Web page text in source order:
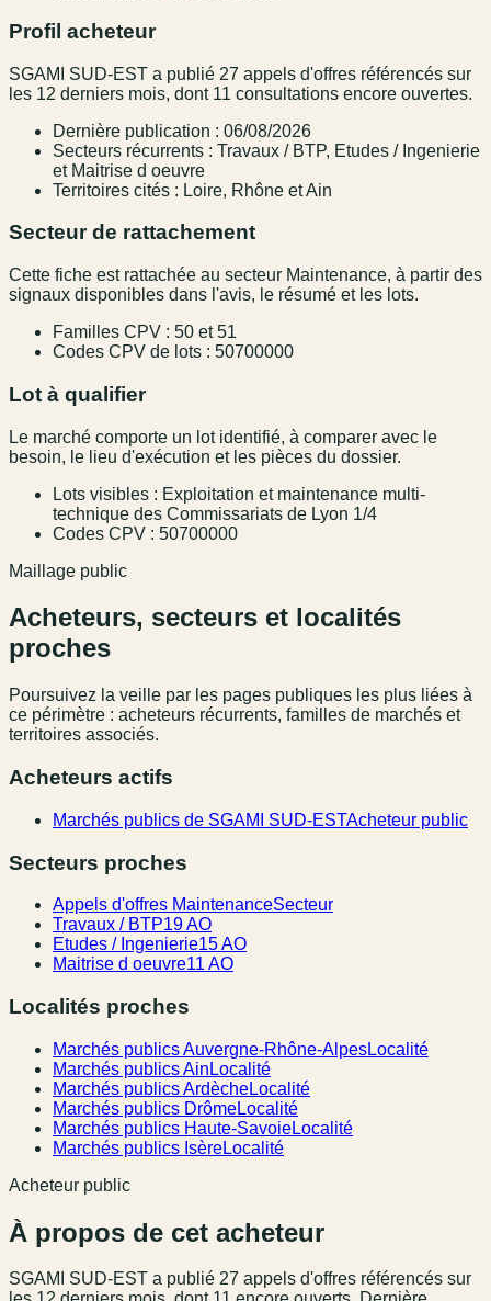
Profil acheteur
SGAMI SUD-EST a publié 27 appels d'offres référencés sur
les 12 derniers mois, dont 11 consultations encore ouvertes.
Dernière publication : 06/08/2026
Secteurs récurrents : Travaux / BTP, Etudes / Ingenierie
et Maitrise d oeuvre
Territoires cités : Loire, Rhône et Ain
Secteur de rattachement
Cette fiche est rattachée au secteur Maintenance, à partir des
signaux disponibles dans l'avis, le résumé et les lots.
Familles CPV : 50 et 51
Codes CPV de lots : 50700000
Lot à qualifier
Le marché comporte un lot identifié, à comparer avec le
besoin, le lieu d'exécution et les pièces du dossier.
Lots visibles : Exploitation et maintenance multi-
technique des Commissariats de Lyon 1/4
Codes CPV : 50700000
Maillage public
Acheteurs, secteurs et localités
proches
Poursuivez la veille par les pages publiques les plus liées à
ce périmètre : acheteurs récurrents, familles de marchés et
territoires associés.
Acheteurs actifs
Marchés publics de SGAMI SUD-ESTAcheteur public
Secteurs proches
Appels d'offres MaintenanceSecteur
Travaux / BTP19 AO
Etudes / Ingenierie15 AO
Maitrise d oeuvre11 AO
Localités proches
Marchés publics Auvergne-Rhône-AlpesLocalité
Marchés publics Ain Localité
Marchés publics ArdècheLocalité
Marchés publics DrômeLocalité
Marchés publics Haute-SavoieLocalité
Marchés publics IsèreLocalité
Acheteur public
À propos de cet acheteur
SGAMI SUD-EST a publié 27 appel s d'offres référencés sur